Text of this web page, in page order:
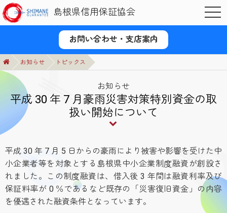
島根県信用保証協会
お問い合わせ・支店案内
お知らせ トピックス
お知らせ
平成 30 年 7 月豪雨災害対策特別資金の取
扱い開始について
平成 30 年 7 月 5 日からの豪雨により被害や影響を受けた中
小企業者等を対象とする島根県中小企業制度融資が創設さ
れました。この制度融資は、借入後 3 年間は融資利率及び
保証料率が 0 ％であるなど既存の「災害復旧資金」の内容
を優遇された融資条件となっています。